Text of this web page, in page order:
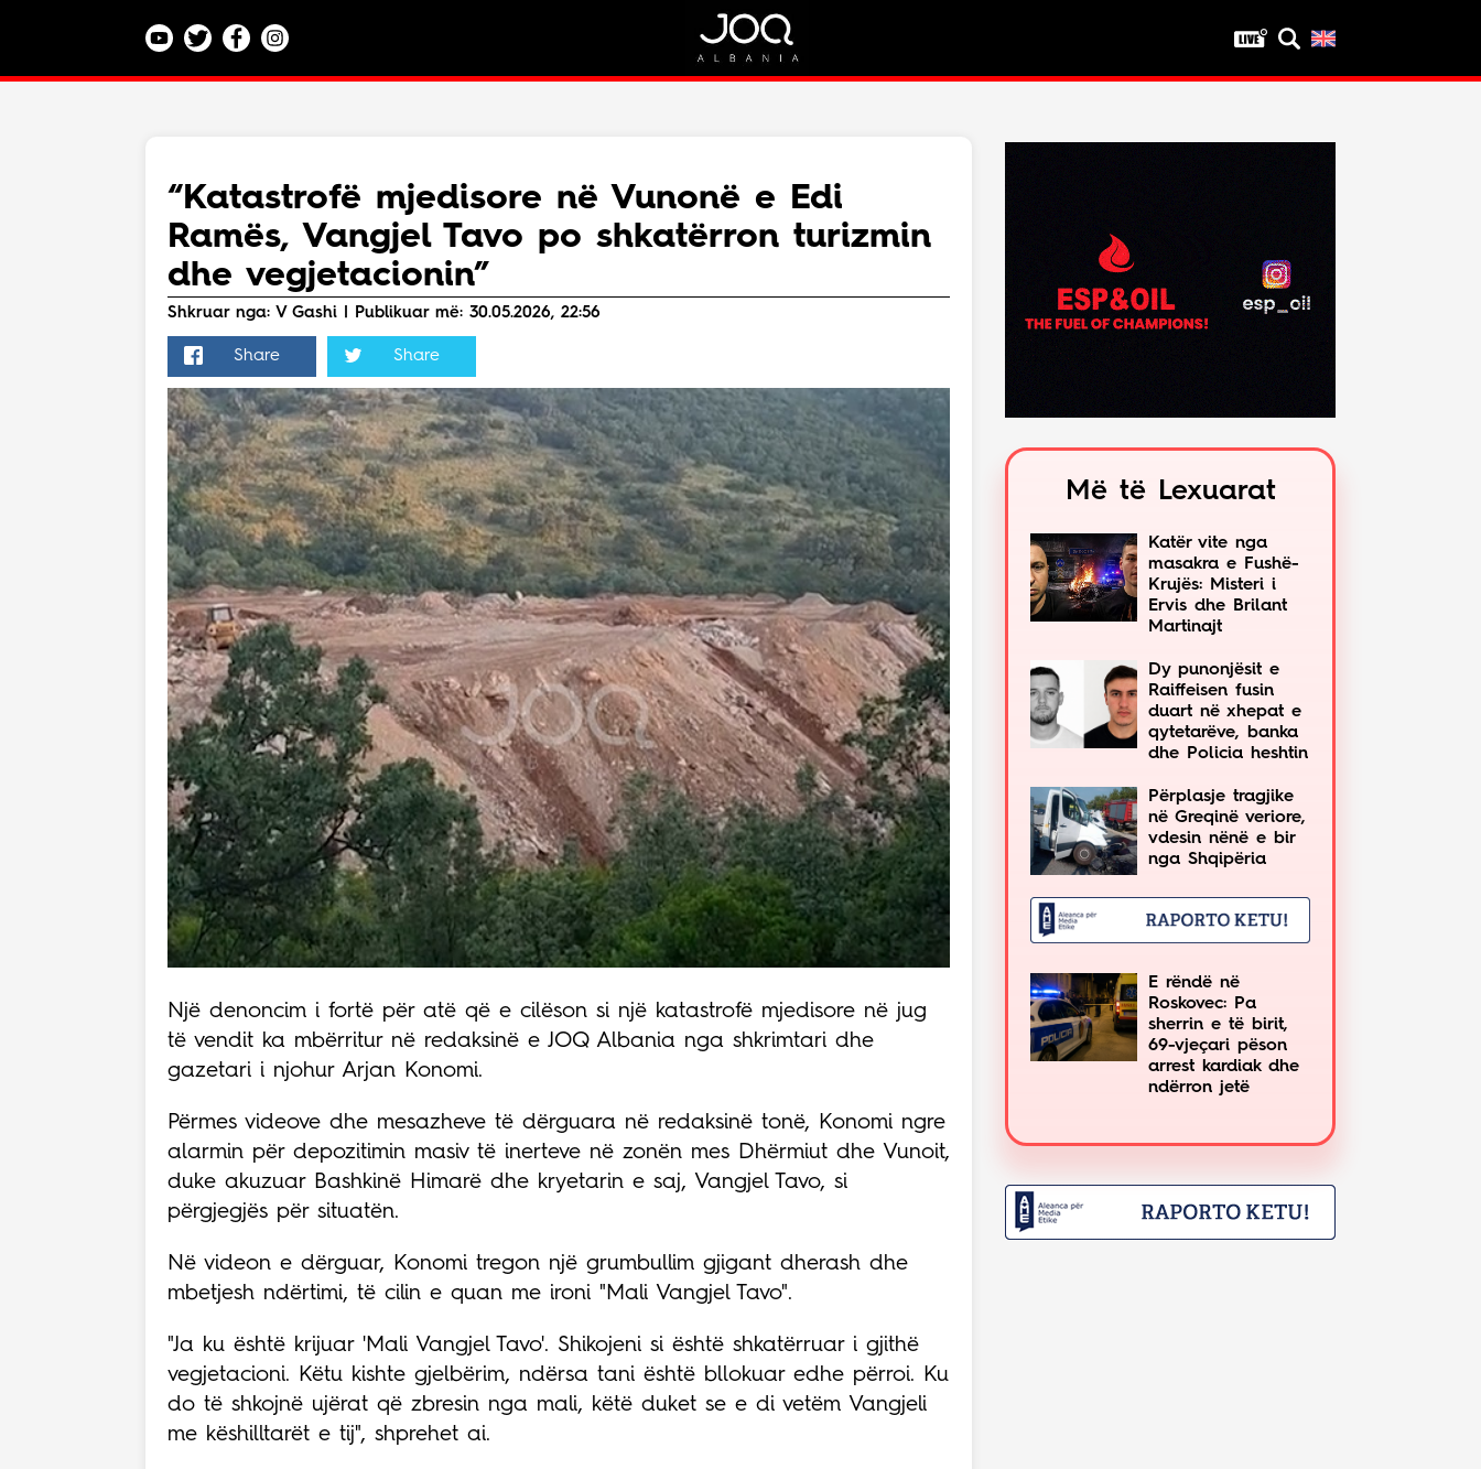
Lajme
Teknologji
Bota
Maqedoni
Puno me ne!
Live
Kontakt
“Katastrofë mjedisore në Vunonë e Edi
Ramës, Vangjel Tavo po shkatërron turizmin
dhe vegjetacionin”
Shkruar nga: V Gashi | Publikuar më: 30.05.2026, 22:56
Share Share
Një denoncim i fortë për atë që e cilëson si një katastrofë mjedisore në jug
të vendit ka mbërritur në redaksinë e JOQ Albania nga shkrimtari dhe
gazetari i njohur Arjan Konomi.
Përmes videove dhe mesazheve të dërguara në redaksinë tonë, Konomi ngre
alarmin për depozitimin masiv të inerteve në zonën mes Dhërmiut dhe Vunoit,
duke akuzuar Bashkinë Himarë dhe kryetarin e saj, Vangjel Tavo, si
përgjegjës për situatën.
Në videon e dërguar, Konomi tregon një grumbullim gjigant dherash dhe
mbetjesh ndërtimi, të cilin e quan me ironi "Mali Vangjel Tavo".
"Ja ku është krijuar 'Mali Vangjel Tavo'. Shikojeni si është shkatërruar i gjithë
vegjetacioni. Këtu kishte gjelbërim, ndërsa tani është bllokuar edhe përroi. Ku
do të shkojnë ujërat që zbresin nga mali, këtë duket se e di vetëm Vangjeli
me këshilltarët e tij", shprehet ai.
Më të Lexuarat
Katër vite nga
masakra e Fushë-
Krujës: Misteri i
Ervis dhe Brilant
Martinajt
Dy punonjësit e
Raiffeisen fusin
duart në xhepat e
qytetarëve, banka
dhe Policia heshtin
Përplasje tragjike
në Greqinë veriore,
vdesin nënë e bir
nga Shqipëria
E rëndë në
Roskovec: Pa
sherrin e të birit,
69-vjeçari pëson
arrest kardiak dhe
ndërron jetë